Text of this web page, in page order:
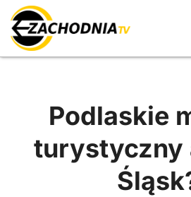
Podlaskie
turystyczny